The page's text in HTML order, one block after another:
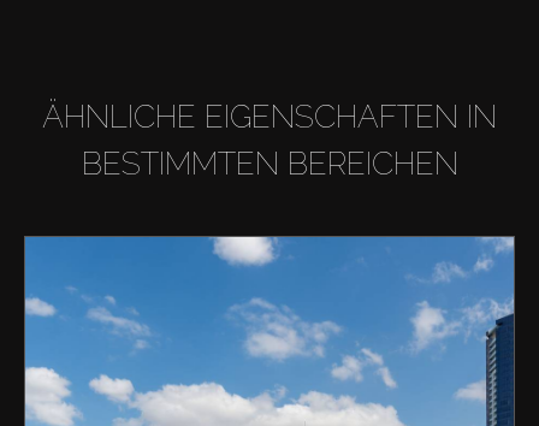
ÄHNLICHE EIGENSCHAFTEN IN
BESTIMMTEN BEREICHEN